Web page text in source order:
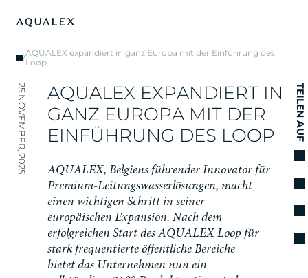
/AQUALEX expandiert in ganz Europa mit der Einführung des
Loop
25 NOVEMBER, 2025 AQUALEX EXPANDIERT IN
GANZ EUROPA MIT DER
EINFÜHRUNG DES LOOP
AQUALEX, Belgiens führender Innovator für
Premium-Leitungswasserlösungen, macht
einen wichtigen Schritt in seiner
europäischen Expansion. Nach dem
erfolgreichen Start des AQUALEX Loop für
stark frequentierte öffentliche Bereiche
bietet das Unternehmen nun ein
TEILEN AUF